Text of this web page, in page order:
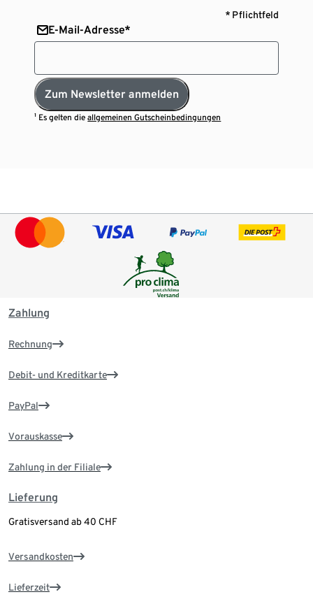
* Pflichtfeld
E-Mail-Adresse*
Zum Newsletter anmelden
¹ Es gelten dieallgemeinen Gutscheinbedingungen
Zahlung
Rechnung
Debit- und Kreditkarte
PayPal
Vorauskasse
Zahlung in der Filiale
Lieferung
Gratisversand ab 40 CHF
Versandkosten
Lieferzeit